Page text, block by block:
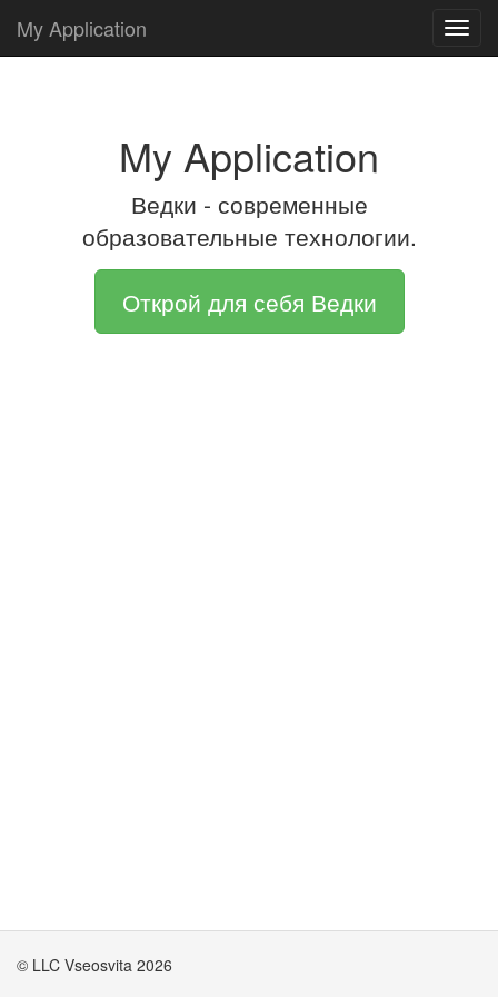
My Application
My Application
Ведки - современные
образовательные технологии.
Открой для себя Ведки
© LLC Vseosvita 2026